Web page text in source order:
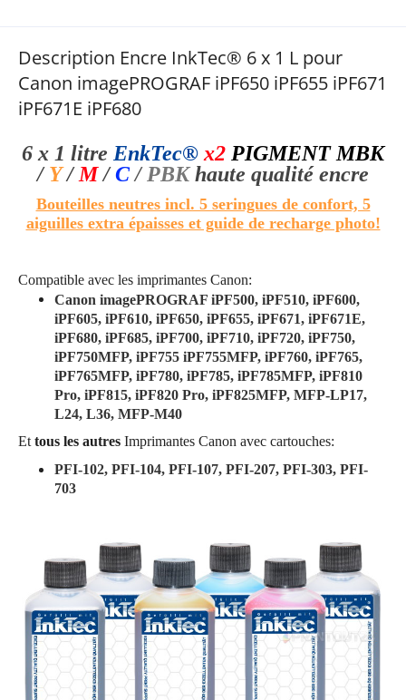
Description Encre InkTec® 6 x 1 L pour
Canon imagePROGRAF iPF650 iPF655 iPF671
iPF671E iPF680
6 x 1 litre EnkTec® x2 PIGMENT MBK
/Y/M/C/ PBK haute qualitéencre
Bouteilles neutres incl. 5 seringues de confort, 5
aiguilles extra épaisses et guide de recharge photo!
Compatible avec les imprimantes Canon:
Canon imagePROGRAF iPF500, iPF510, iPF600,
iPF605, iPF610, iPF650, iPF655, iPF671, iPF671E,
iPF680, iPF685, iPF700, iPF710, iPF720, iPF750,
iPF750MFP, iPF755 iPF755MFP, iPF760, iPF765,
iPF765MFP, iPF780, iPF785, iPF785MFP, iPF810
Pro, iPF815, iPF820 Pro, iPF825MFP, MFP-LP17,
L24, L36, MFP-M40
Et tous les autres Imprimantes Canon avec cartouches:
PFI-102, PFI-104, PFI-107, PFI-207, PFI-303, PFI-
703